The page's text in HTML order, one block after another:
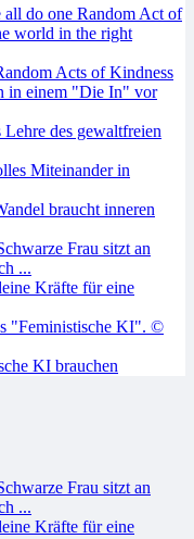
Acts of Kindness
des gewaltfreien
braucht inneren
Kräfte für eine
KI brauchen
Kräfte für eine